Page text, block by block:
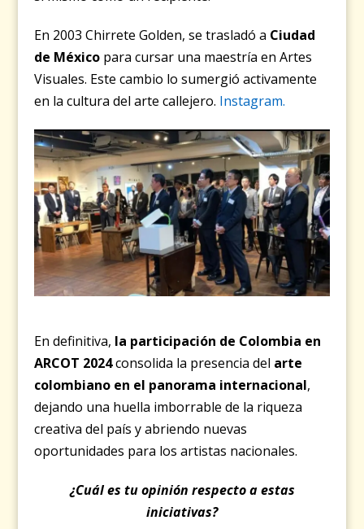
En 2003 Chirrete Golden, se trasladó a Ciudad
de México para cursar una maestría en Artes
Visuales. Este cambio lo sumergió activamente
en la cultura del arte callejero. Instagram.
En definitiva, la participación de Colombia en
ARCOT 2024consolida la presencia del arte
colombiano en el panorama internacional,
dejando una huella imborrable de la riqueza
creativa del país y abriendo nuevas
oportunidades para los artistas nacionales.
¿Cuál es tu opinión respecto a estas
iniciativas?